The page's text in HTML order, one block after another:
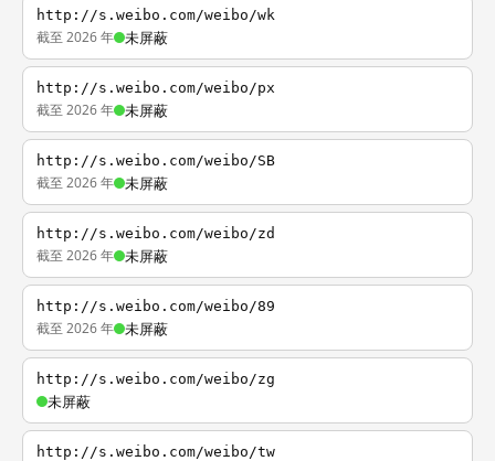
http://s.weibo.com/weibo/wk
截至 2026 年 未屏蔽
http://s.weibo.com/weibo/px
截至 2026 年 未屏蔽
http://s.weibo.com/weibo/SB
截至 2026 年 未屏蔽
http://s.weibo.com/weibo/zd
截至 2026 年 未屏蔽
http://s.weibo.com/weibo/89
截至 2026 年 未屏蔽
http://s.weibo.com/weibo/zg
未屏蔽
http://s.weibo.com/weibo/tw